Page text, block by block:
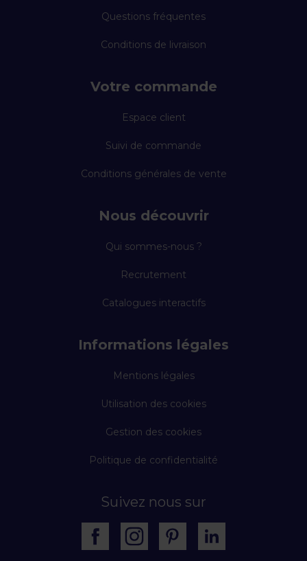
Questions fréquentes
Conditions de livraison
Votre commande
Espace client
Suivi de commande
Conditions générales de vente
Nous découvrir
Qui sommes-nous ?
Recrutement
Catalogues interactifs
Informations légales
Mentions légales
Utilisation des cookies
Gestion des cookies
Politique de confidentialité
Suivez nous sur